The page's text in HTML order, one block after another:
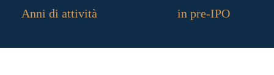
in pre-IPO
Anni di attività